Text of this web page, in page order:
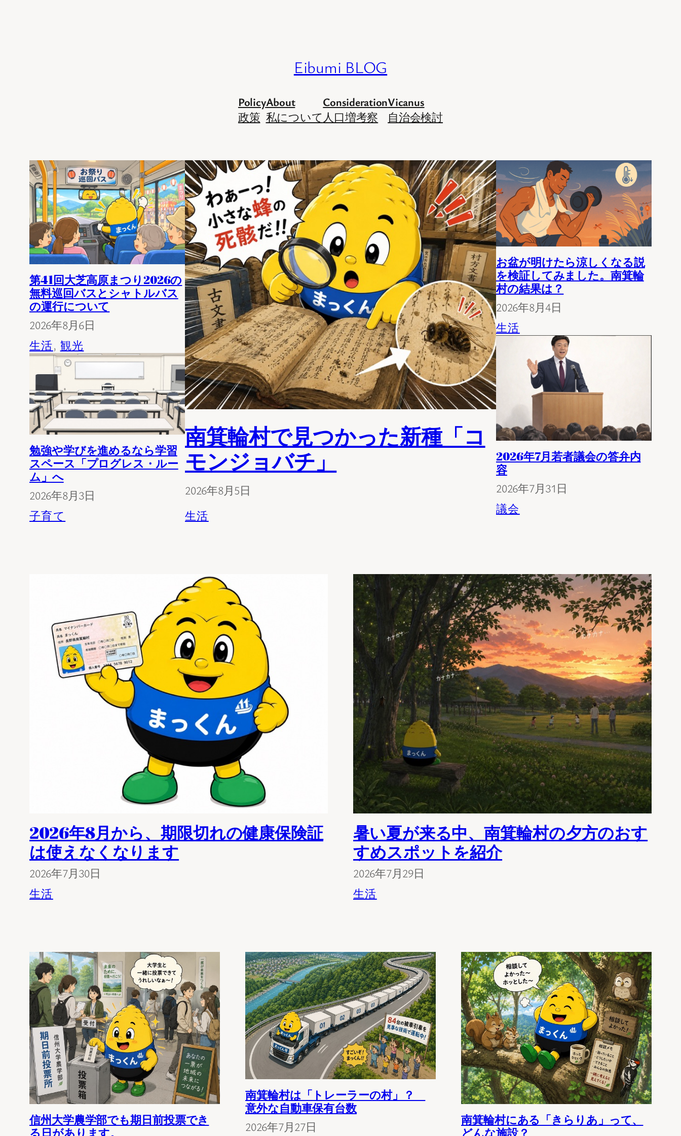
Eibumi BLOG
Policy
政策
About
私について
Consideration
人口増考察
Vicanus
自治会検討
第41回大芝高原まつり2026の
無料巡回バスとシャトルバス
の運行について
2026年8月6日
生活, 観光
勉強や学びを進めるなら学習
スペース「プログレス・ルー
ム」へ
2026年8月3日
子育て
南箕輪村で見つかった新種「コ
モンジョバチ」
2026年8月5日
生活
お盆が明けたら涼しくなる説
を検証してみました。南箕輪
村の結果は？
2026年8月4日
生活
2026年7月若者議会の答弁内
容
2026年7月31日
議会
2026年8月から、期限切れの健康保険証
は使えなくなります
2026年7月30日
生活
暑い夏が来る中、南箕輪村の夕方のおす
すめスポットを紹介
2026年7月29日
生活
信州大学農学部でも期日前投票でき
る日があります。
南箕輪村は「トレーラーの村」？
意外な自動車保有台数
2026年7月27日 南箕輪村にある「きらりあ」って、
どんな施設？